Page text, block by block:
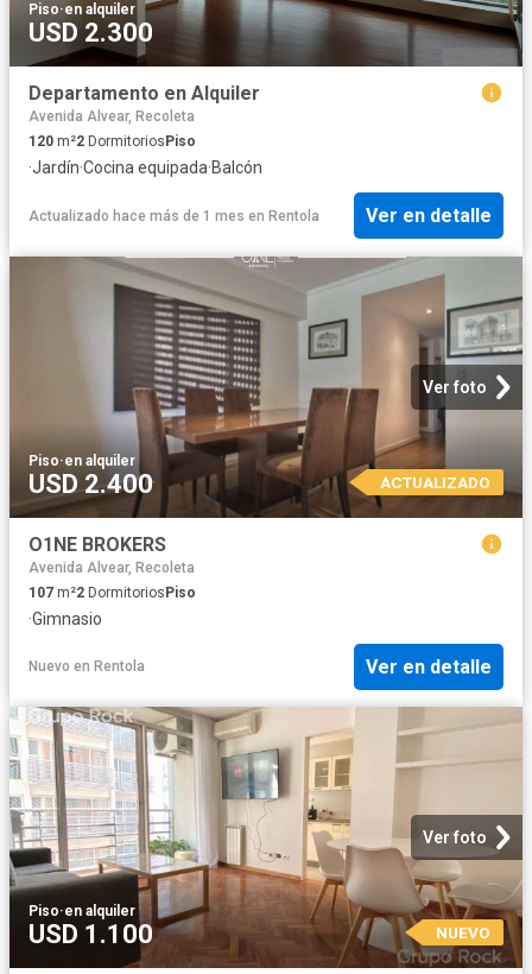
Piso·en alquiler
USD 2.300
Departamento en Alquiler
Avenida Alvear, Recoleta
120 m²2 Dormitorios Piso
·Jardín·Cocina equipada·Balcón
Actualizado hace más de 1 mes en Rentola Ver en detalle
Ver foto
Piso·en alquiler
USD 2.400 ACTUALIZADO
O1NE BROKERS
Avenida Alvear, Recoleta
107 m²2 DormitoriosPiso
·Gimnasio
Nuevo en Rentola Ver en detalle
Ver foto
Piso·en alquiler
USD 1.100 NUEVO